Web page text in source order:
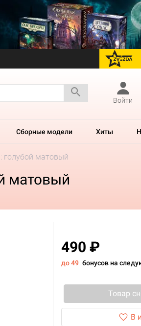
перейти
Войти
Сборные модели Хиты
голубой матовый
матовый
490 ₽
до 49 бонусов на
Товар
В